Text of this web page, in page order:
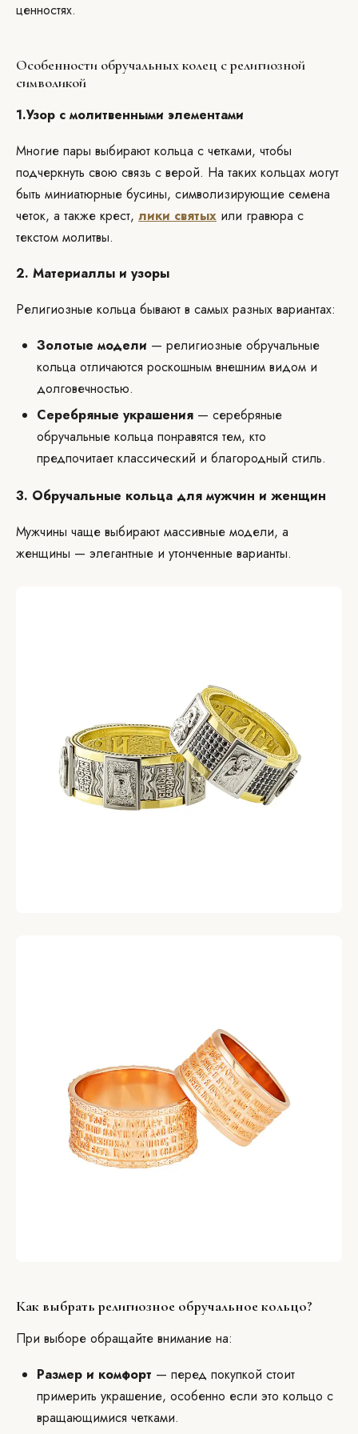
ценностях.
Особенности обручальных колец с религиозной
символикой
1.Узор с молитвенными элементами
Многие пары выбирают кольца с четками, чтобы
подчеркнуть свою связь с верой. На таких кольцах могут
быть миниатюрные бусины, символизирующие семена
четок, а также крест, лики святых или гравюра с
текстом молитвы.
2. Материаллы и узоры
Религиозные кольца бывают в самых разных вариантах:
Золотые модели — религиозные обручальные
кольца отличаются роскошным внешним видом и
долговечностью.
Серебряные украшения — серебряные
обручальные кольца понравятся тем, кто
предпочитает классический и благородный стиль.
3. Обручальные кольца для мужчин и женщин
Мужчины чаще выбирают массивные модели, а
женщины — элегантные и утонченные варианты.
Как выбрать религиозное обручальное кольцо?
При выборе обращайте внимание на:
Размер и комфорт — перед покупкой стоит
примерить украшение, особенно если это кольцо с
вращающимися четками.